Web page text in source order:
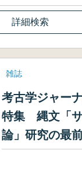
詳細検索
雑誌
考古学ジャ
特集 縄文「
論」研究の最